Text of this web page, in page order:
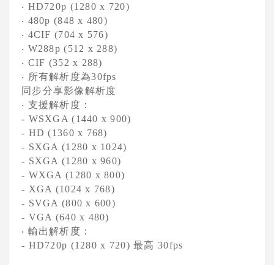
‧ HD720p (1280 x 720)
‧ 480p (848 x 480)
‧ 4CIF (704 x 576)
‧ W288p (512 x 288)
‧ CIF (352 x 288)
‧ 所有解析度為30fps
同步分享影像解析度
‧ 支援解析度：
- WSXGA (1440 x 900)
- HD (1360 x 768)
- SXGA (1280 x 1024)
- SXGA (1280 x 960)
- WXGA (1280 x 800)
- XGA (1024 x 768)
- SVGA (800 x 600)
- VGA (640 x 480)
‧ 輸出解析度：
- HD720p (1280 x 720)最高 30fps